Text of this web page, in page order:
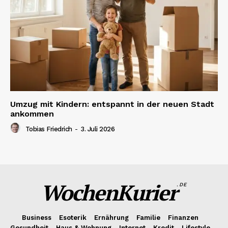
Umzug mit Kindern: entspannt in der neuen Stadt
ankommen
Tobias Friedrich - 3. Juli 2026
WochenKurier.DE
Business Esoterik Ernährung Familie
Finanzen